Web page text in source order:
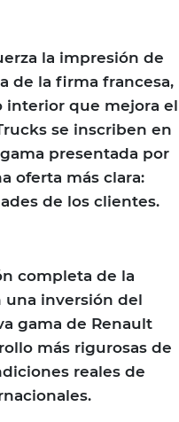
la impresión de
de la firma francesa,
que mejora el
se inscriben en
presentada por
oferta más clara:
de los clientes.
completa de la
una inversión del
gama de Renault
más rigurosas de
reales de